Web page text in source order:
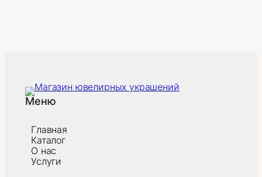
Меню
Главная
Каталог
О нас
Услуги